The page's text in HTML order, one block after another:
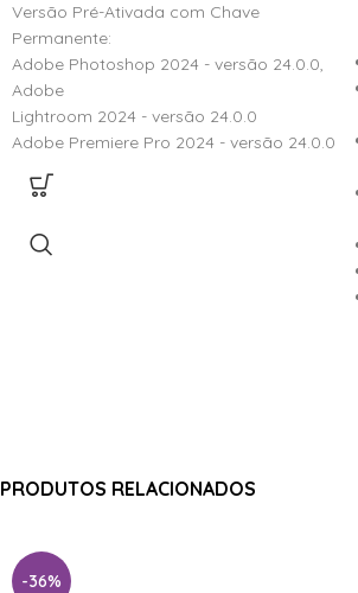
Versão Pré-Ativada com Chave
Permanente:
Adobe Photoshop 2024 - versão 24.0.0,
Adobe
Lightroom 2024 - versão 24.0.0
Adobe Premiere Pro 2024 - versão 24.0.0
PRODUTOS RELACIONADOS
-36%